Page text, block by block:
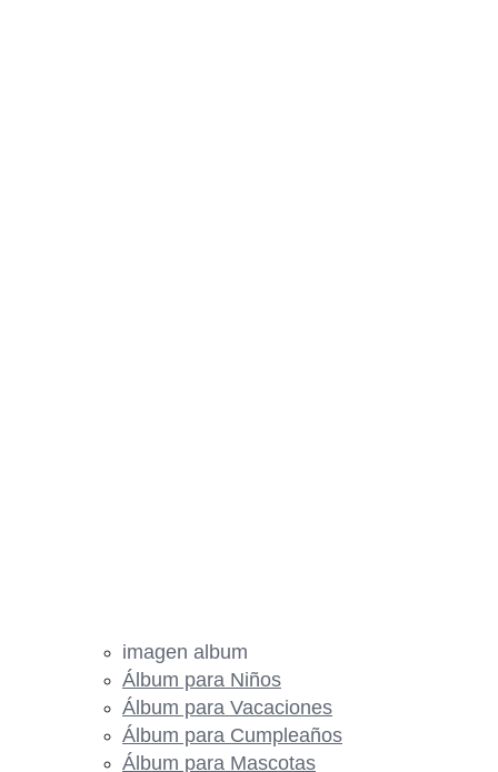
imagen album
Álbum para Niños
Álbum para Vacaciones
Álbum para Cumpleaños
Álbum para Mascotas